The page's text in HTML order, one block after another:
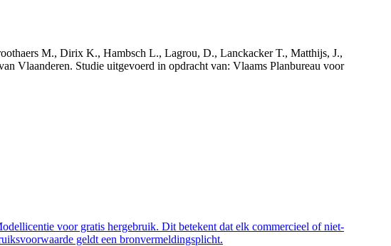
M., Dirix K., Hambsch L., Lagrou, D., Lanckacker T., Matthijs, J.,
Vlaanderen. Studie uitgevoerd in opdracht van: Vlaams Planbureau voor
voor gratis hergebruik. Dit betekent dat elk commercieel of niet-
geldt een bronvermeldingsplicht.